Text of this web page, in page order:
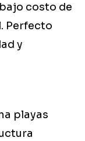
costo de
Perfecto
y
playas